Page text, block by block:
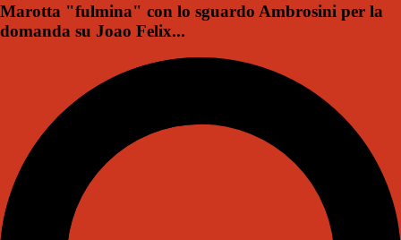
Marotta "fulmina" con lo sguardo Ambrosini per la
domanda su Joao Felix...